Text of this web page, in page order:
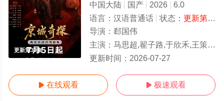
更新第30集
中国大陆 国产 2026
6.0
语言： 汉语普通话 状态： 更新第30集
导演： 郄国伟
主演： 马思超,翟子路,于欣禾,王策,冯雷,小爱,杨凯程,春夏,陈意涵,周九良,孟鹤堂,范湉湉
更新时间： 2026-07-27
 在线观看  极速观看